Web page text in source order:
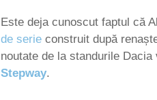
Este deja cunoscut faptul că
de serie construit după
noutate de la standurile Dacia
Stepway.